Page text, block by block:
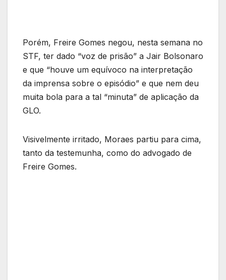
Porém, Freire Gomes negou, nesta semana no
STF, ter dado “voz de prisão” a Jair Bolsonaro
e que “houve um equívoco na interpretação
da imprensa sobre o episódio” e que nem deu
muita bola para a tal “minuta” de aplicação da
GLO.
Visivelmente irritado, Moraes partiu para cima,
tanto da testemunha, como do advogado de
Freire Gomes.